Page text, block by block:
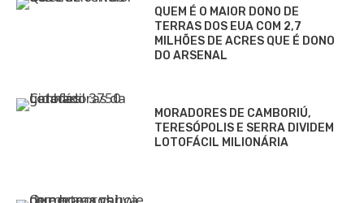
QUEM É O MAIOR DONO DE
TERRAS DOS EUA COM 2,7
MILHÕES DE ACRES QUE É DONO
DO ARSENAL
MORADORES DE CAMBORIÚ,
TERESÓPOLIS E SERRA DIVIDEM
LOTOFÁCIL MILIONÁRIA